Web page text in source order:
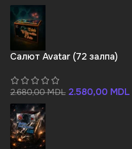
Салют Avatar (72 залпа)
2.680,00MDL 2.580,00 MDL